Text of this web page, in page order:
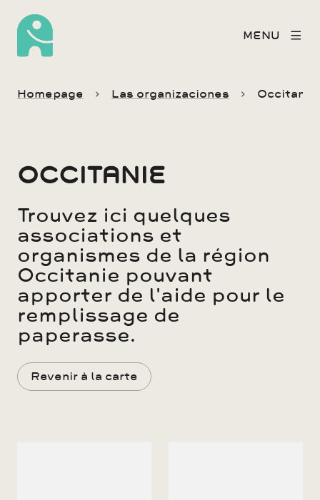
MENU
Homepage Las organizaciones Occitanie
OCCITANIE
Trouvez ici quelques
associations et
organismes de la région
Occitanie pouvant
apporter de l'aide pour le
remplissage de
paperasse.
Revenir à la carte